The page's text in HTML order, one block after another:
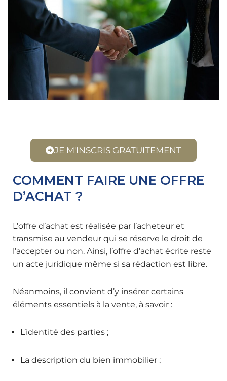
JE M'INSCRIS GRATUITEMENT
COMMENT FAIRE UNE OFFRE
D’ACHAT ?
L’offre d’achat est réalisée par l’acheteur et
transmise au vendeur qui se réserve le droit de
l’accepter ou non. Ainsi, l’offre d’achat écrite reste
un acte juridique même si sa rédaction est libre.
Néanmoins, il convient d’y insérer certains
éléments essentiels à la vente, à savoir :
L’identité des parties ;
La description du bien immobilier ;